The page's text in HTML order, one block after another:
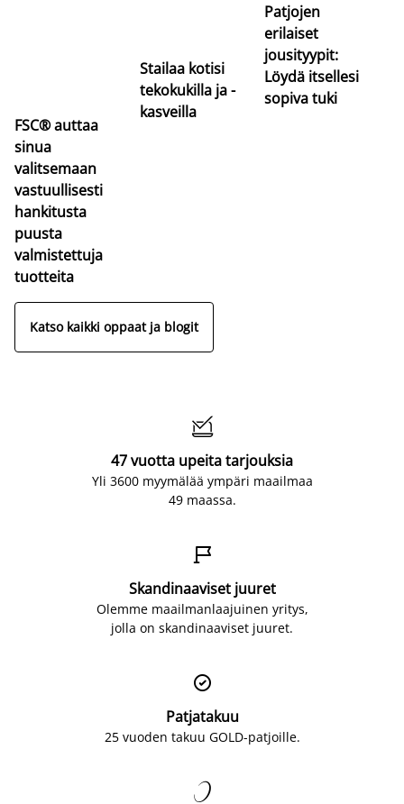
FSC® auttaa
sinua
valitsemaan
vastuullisesti
hankitusta
puusta
valmistettuja
tuotteita
Stailaa kotisi
tekokukilla ja -
kasveilla
Patjojen
erilaiset
jousityypit:
Löydä itsellesi
sopiva tuki
Katso kaikki oppaat ja blogit

47 vuotta upeita tarjouksia
Yli 3600 myymälää ympäri maailmaa
49 maassa.

Skandinaaviset juuret
Olemme maailmanlaajuinen yritys,
jolla on skandinaaviset juuret.

Patjatakuu
25 vuoden takuu GOLD-patjoille.
